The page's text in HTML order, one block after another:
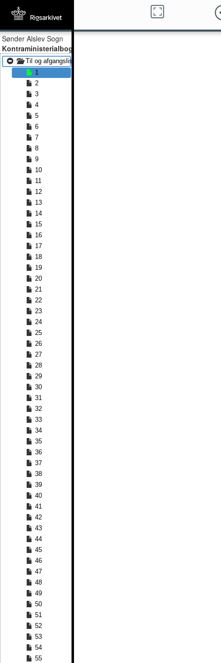
Sønder Alslev Sogn
Kontraministerialbog
Til og afgangslister 1838 - Til og afgangslister 1875
1
2
3
4
5
6
7
8
9
10
11
12
13
14
15
16
17
18
19
20
21
22
23
24
25
26
27
28
29
30
31
32
33
34
35
36
37
38
39
40
41
42
43
44
45
46
47
48
49
50
51
52
53
54
55